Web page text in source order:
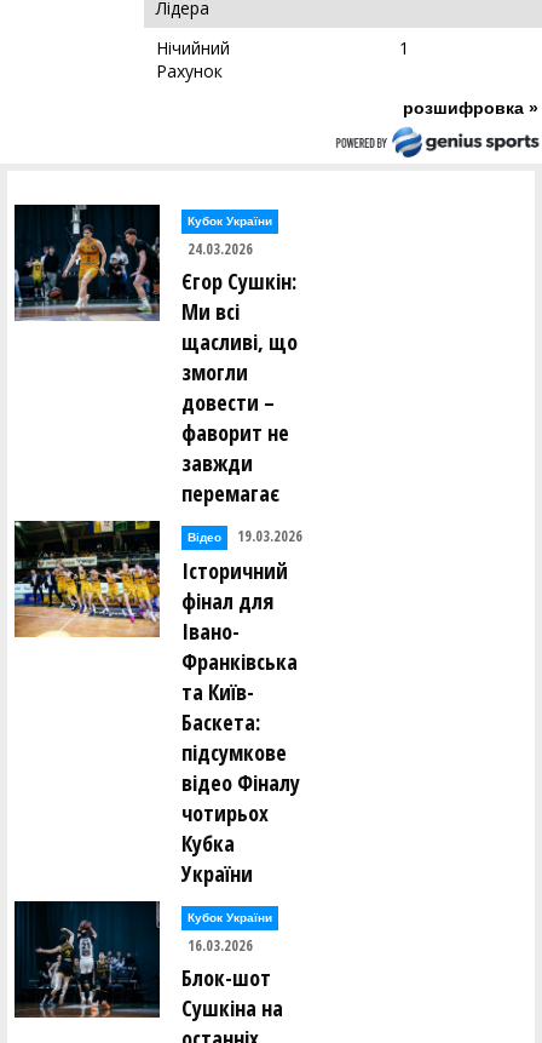
Лідера
Нічийний
Рахунок
1
розшифровка »
Кубок України
24.03.2026
Єгор Сушкін:
Ми всі
щасливі, що
змогли
довести –
фаворит не
завжди
перемагає
Відео 19.03.2026
Історичний
фінал для
Івано-
Франківська
та Київ-
Баскета:
підсумкове
відео Фіналу
чотирьох
Кубка
України
Кубок України
16.03.2026
Блок-шот
Сушкіна на